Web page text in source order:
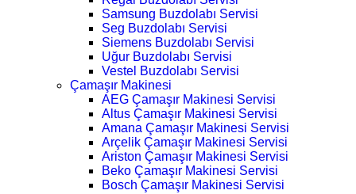
Samsung Buzdolabı Servisi
Seg Buzdolabı Servisi
Siemens Buzdolabı Servisi
Uğur Buzdolabı Servisi
Vestel Buzdolabı Servisi
Çamaşır Makinesi
AEG Çamaşır Makinesi Servisi
Altus Çamaşır Makinesi Servisi
Amana Çamaşır Makinesi Servisi
Arçelik Çamaşır Makinesi Servisi
Ariston Çamaşır Makinesi Servisi
Beko Çamaşır Makinesi Servisi
Bosch Çamaşır Makinesi Servisi